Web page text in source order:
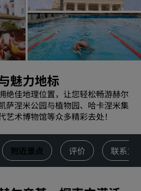
魅力地标
绝佳地理位置，让您轻松畅游赫尔
萨涅米公园与植物园、哈卡涅米集
术博物馆等众多精彩去处！
附近景点 评价 联系方